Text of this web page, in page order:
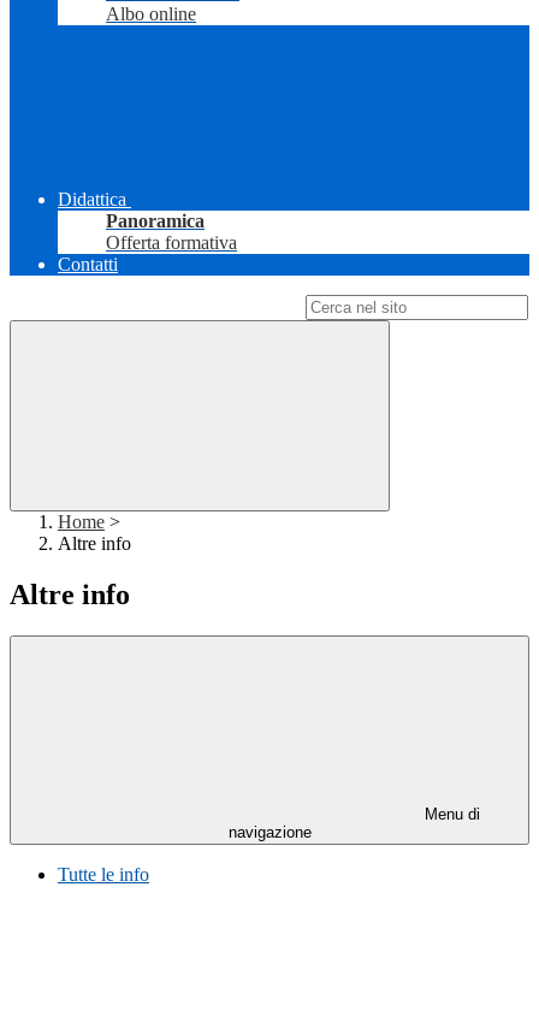
Albo online
Didattica
Panoramica
Offerta formativa
Contatti
Home >
Altre info
Altre info
Menu di
navigazione
Tutte le info